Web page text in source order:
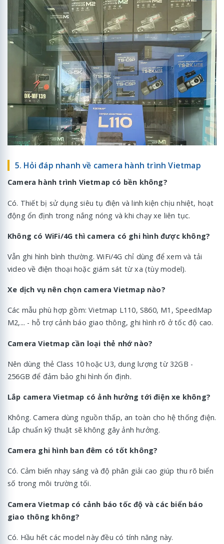
5. Hỏi đáp nhanh về camera hành trình Vietmap
Camera hành trình Vietmap có bền không?
Có. Thiết bị sử dụng siêu tụ điện và linh kiện chịu nhiệt, hoạt
động ổn định trong nắng nóng và khi chạy xe liên tục.
Không có WiFi/4G thì camera có ghi hình được không?
Vẫn ghi hình bình thường. WiFi/4G chỉ dùng để xem và tải
video về điện thoại hoặc giám sát từ xa (tùy model).
Xe dịch vụ nên chọn camera Vietmap nào?
Các mẫu phù hợp gồm: Vietmap L110, S860, M1, SpeedMap
M2,... - hỗ trợ cảnh báo giao thông, ghi hình rõ ở tốc độ cao.
Camera Vietmap cần loại thẻ nhớ nào?
Nên dùng thẻ Class 10 hoặc U3, dung lượng từ 32GB -
256GB để đảm bảo ghi hình ổn định.
Lắp camera Vietmap có ảnh hưởng tới điện xe không?
Không. Camera dùng nguồn thấp, an toàn cho hệ thống điện.
Lắp chuẩn kỹ thuật sẽ không gây ảnh hưởng.
Camera ghi hình ban đêm có tốt không?
Có. Cảm biến nhạy sáng và độ phân giải cao giúp thu rõ biển
số trong môi trường tối.
Camera Vietmap có cảnh báo tốc độ và các biển báo
giao thông không?
Có. Hầu hết các model này đều có tính năng này.